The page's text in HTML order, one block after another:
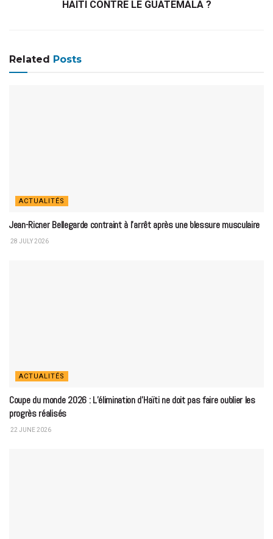
HAÏTI CONTRE LE GUATEMALA ?
Related Posts
ACTUALITÉS
Jean-Ricner Bellegarde contraint à l’arrêt après une blessure musculaire
28 JULY 2026
ACTUALITÉS
Coupe du monde 2026 : L’élimination d’Haïti ne doit pas faire oublier les
progrès réalisés
22 JUNE 2026